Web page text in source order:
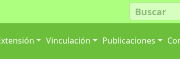
Vinculación Publicaciones